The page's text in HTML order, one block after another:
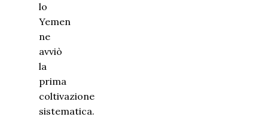
lo
Yemen
ne
avviò
la
prima
coltivazione
sistematica.